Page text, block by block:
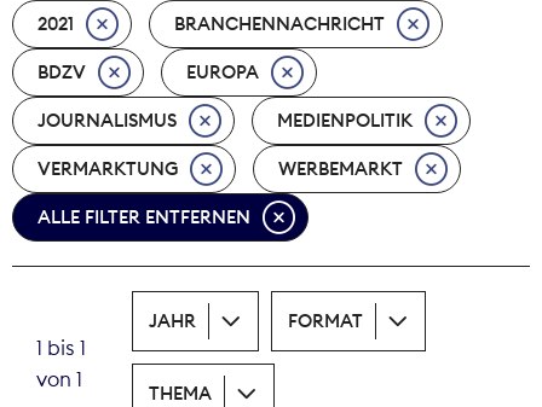
Nachhaltigkeit
Nachwuchs
Nova Award
Pressefreiheit
Print
Recht
Tarifpolitik
2021 BRANCHENNACHRICHT
BDZV EUROPA
JOURNALISMUS MEDIENPOLITIK
VERMARKTUNG WERBEMARKT
ALLE FILTER ENTFERNEN
1 bis 1
von 1
JAHR FORMAT
THEMA